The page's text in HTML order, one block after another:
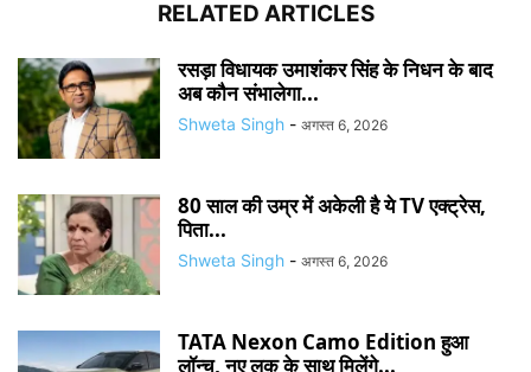
RELATED ARTICLES
रसड़ा विधायक उमाशंकर सिंह के निधन के बाद
अब कौन संभालेगा...
Shweta Singh - अगस्त 6, 2026
80 साल की उम्र में अकेली है ये TV एक्ट्रेस,
पिता...
Shweta Singh - अगस्त 6, 2026
TATA Nexon Camo Edition हुआ
लॉन्च, नए लुक के साथ मिलेंगे...